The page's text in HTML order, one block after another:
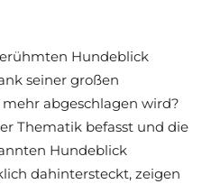
Hundeblick
seiner großen
abgeschlagen wird?
Thematik befasst und die
Hundeblick
dahintersteckt, zeigen